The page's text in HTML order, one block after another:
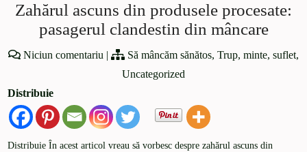
Zahărul ascuns din produsele procesate:
pasagerul clandestin din mâncare
Niciun comentariu | Să mâncăm sănătos, Trup, minte, suflet,
Uncategorized
Distribuie
Distribuie În acest articol vreau să vorbesc despre zahărul ascuns din